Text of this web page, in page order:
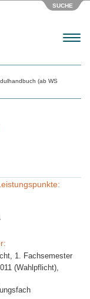
SUCHE
Menu
(ab WS
1. Fachsemester
(Wahlpflicht),